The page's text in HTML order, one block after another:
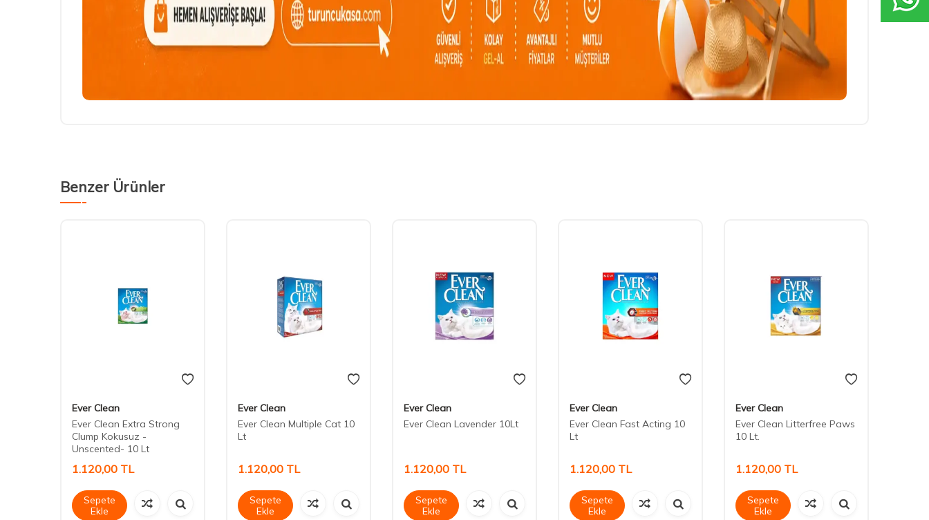
Benzer Ürünler
Ever Clean
Ever Clean Extra Strong
Clump Kokusuz -
Unscented- 10 Lt
1.120,00 TL
Sepete
Ekle
Ever Clean
Ever Clean Multiple Cat 10
Lt
1.120,00 TL
Sepete
Ekle
Ever Clean
Ever Clean Lavender 10Lt
1.120,00 TL
Sepete
Ekle
Ever Clean
Ever Clean Fast Acting 10
Lt
1.120,00 TL
Sepete
Ekle
Ever Clean
Ever Clean Litterfree Paws
10 Lt.
1.120,00 TL
Sepete
Ekle